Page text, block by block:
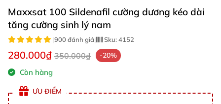
Maxxsat 100 Sildenafil cường dương kéo dài
tăng cường sinh lý nam
|900 đánh giá| Sku:4152
280.000₫ 350.000₫ -20%
Còn hàng
ƯU ĐIỂM